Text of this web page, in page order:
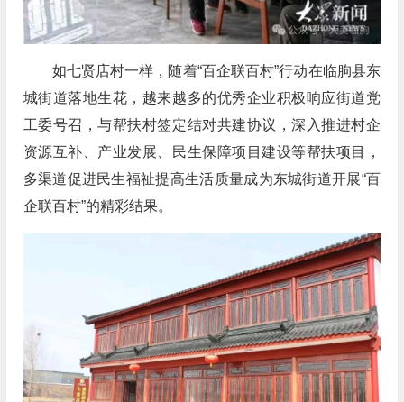
如七贤店村一样，随着“百企联百村”行动在临朐县东
城街道落地生花，越来越多的优秀企业积极响应街道党
工委号召，与帮扶村签定结对共建协议，深入推进村企
资源互补、产业发展、民生保障项目建设等帮扶项目，
多渠道促进民生福祉提高生活质量成为东城街道开展“百
企联百村”的精彩结果。